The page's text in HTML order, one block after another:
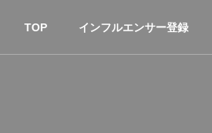
TOP インフルエンサー登録